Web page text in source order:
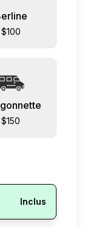
$100
$150
Inclus